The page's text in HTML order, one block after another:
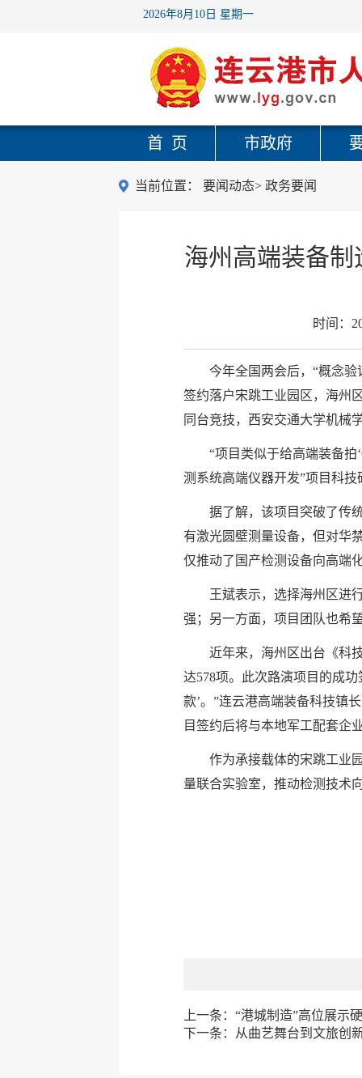
2026年8月10日 星期一
首 页 市政府
当前位置： 要闻动态> 政务要闻
海州高端装备制
时间：
今年全国两会后，“概念
签约落户宋跳工业园区，海州
同台竞技，西安交通大学机械
“项目类似于给高端装备拍
测系统高端仪器开发”项目科
据了解，该项目突破了传
有激光圆壁测量设备，但对华
仅推动了国产检测设备向高端
王斌表示，选择海州区进
强；另一方面，项目团队也希
近年来，海州区出台《科
达578项。此次路演项目的成
款’。”连云港高端装备科技镇
目签约后将与本地军工配套企
作为承接载体的宋跳工业
量联合实验室，推动检测技术
上一条： “港城制造”高位展示
下一条：
从曲艺舞台到文旅创